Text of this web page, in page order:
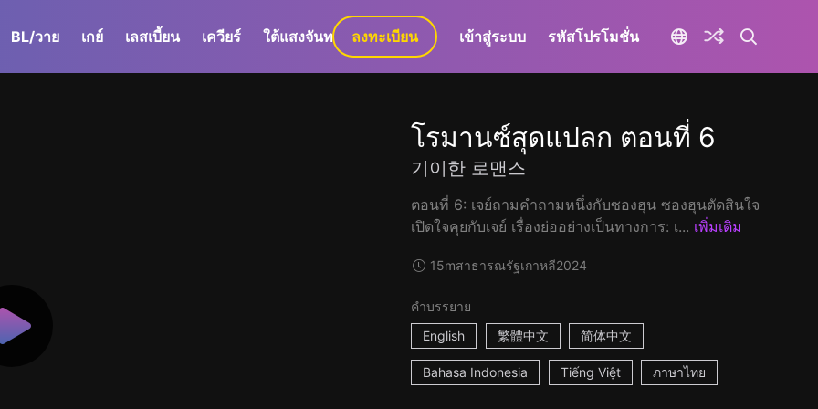
BL/วาย เกย์ เลสเบี้ยน เควียร์ ใต้แสงจันทร์ GaLa+
ลงทะเบียน เข้าสู่ระบบ รหัสโปรโมชั่น
โรมานซ์สุดแปลก ตอนที่ 6
기이한 로맨스
ตอนที่ 6: เจย์ถามคำถามหนึ่งกับซองฮุน ซองฮุนตัดสินใจ
เปิดใจคุยกับเจย์ เรื่องย่ออย่างเป็นทางการ: เ... เพิ่มเติม
15mสาธารณรัฐเกาหลี2024
คำบรรยาย
English
繁體中文 简体中文
Bahasa Indonesia Tiếng Việt ภาษาไทย